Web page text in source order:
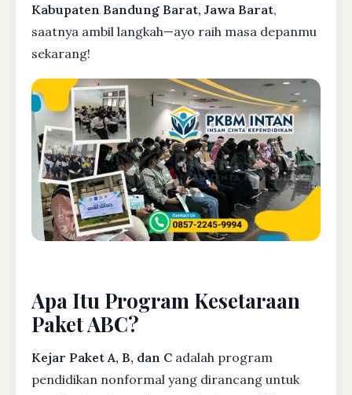
Kabupaten Bandung Barat, Jawa Barat,
saatnya ambil langkah—ayo raih masa depanmu
sekarang!
Apa Itu Program Kesetaraan
Paket ABC?
Kejar Paket A, B, dan C adalah program
pendidikan nonformal yang dirancang untuk